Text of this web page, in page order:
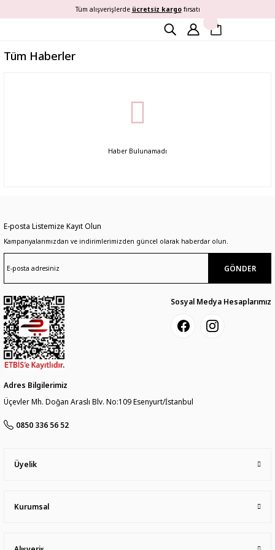
Tüm alışverişlerde ücretsiz kargofırsatı
Tüm Haberler
Haber Bulunamadı
E-posta Listemize Kayıt Olun
Kampanyalarımızdan ve indirimlerimizden güncel olarak haberdar olun.
GÖNDER
Sosyal Medya Hesaplarımız
Üyelik
Kurumsal
Adres Bilgilerimiz
Üçevler Mh. Doğan Araslı Blv. No:109 Esenyurt/İstanbul
0850 336 56 52